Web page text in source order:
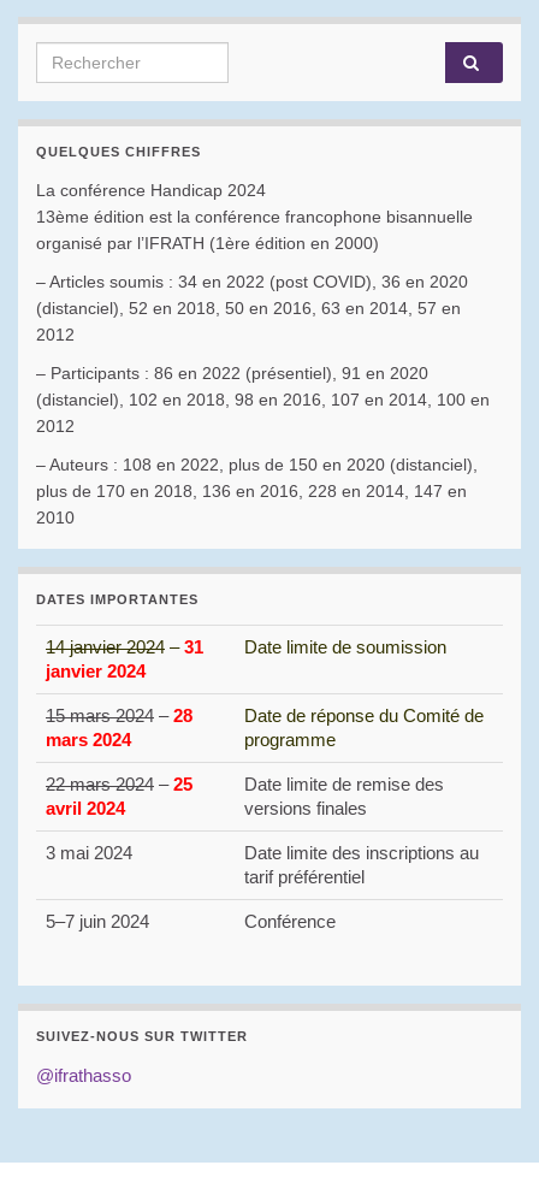
Search for:
QUELQUES CHIFFRES
La conférence Handicap 2024
13ème édition est la conférence francophone bisannuelle
organisé par l’IFRATH (1ère édition en 2000)
– Articles soumis : 34 en 2022 (post COVID), 36 en 2020
(distanciel), 52 en 2018, 50 en 2016, 63 en 2014, 57 en
2012
– Participants : 86 en 2022 (présentiel), 91 en 2020
(distanciel), 102 en 2018, 98 en 2016, 107 en 2014, 100 en
2012
– Auteurs : 108 en 2022, plus de 150 en 2020 (distanciel),
plus de 170 en 2018, 136 en 2016, 228 en 2014, 147 en
2010
DATES IMPORTANTES
14 janvier 2024 –31
janvier 2024
Date limite de soumission
15 mars 2024 –28
mars 2024
Date de réponse du Comité de
programme
22 mars 2024 –25
avril 2024
Date limite de remise des
versions finales
3 mai 2024
Date limite des inscriptions au
tarif préférentiel
5–7 juin 2024 Conférence
SUIVEZ-NOUS SUR TWITTER
@ifrathasso